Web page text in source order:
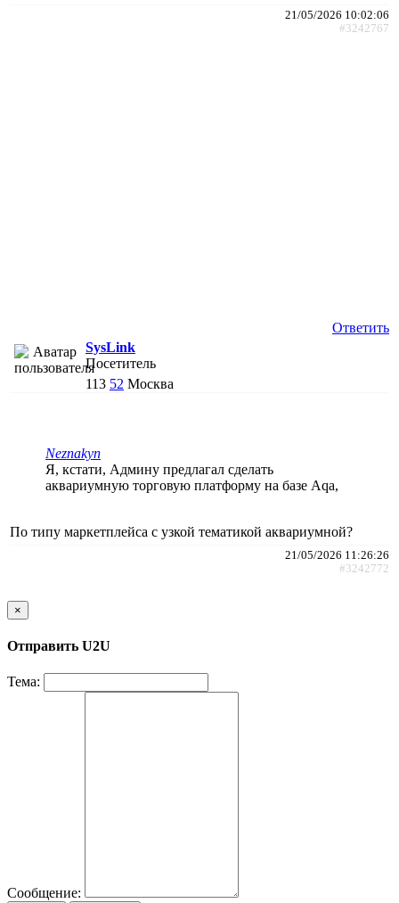
21/05/2026 10:02:06
#3242767
Ответить
SysLink
Посетитель
113 52 Москва
Neznakyn
Я, кстати, Админу предлагал сделать
аквариумную торговую платформу на базе Аqa,
По типу маркетплейса с узкой тематикой аквариумной?
21/05/2026 11:26:26
#3242772
×
Отправить U2U
Тема:
Сообщение: